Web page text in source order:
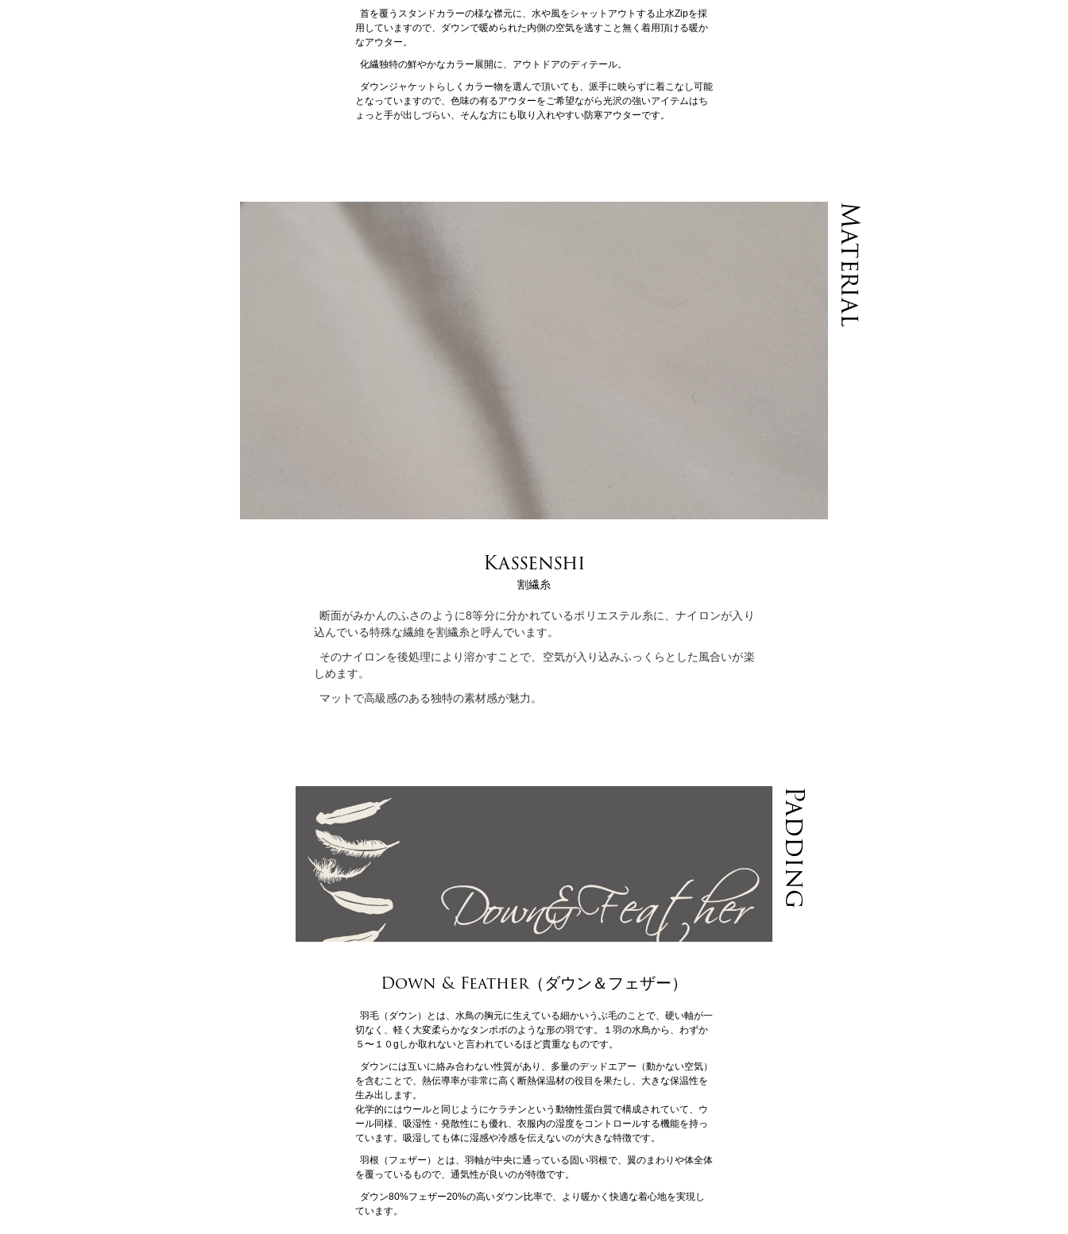
首を覆うスタンドカラーの様な襟元に、水や風をシャットアウトする止水Zipを採
用していますので、ダウンで暖められた内側の空気を逃すこと無く着用頂ける暖か
なアウター。
化繊独特の鮮やかなカラー展開に、アウトドアのディテール。
ダウンジャケットらしくカラー物を選んで頂いても、派手に映らずに着こなし可能
となっていますので、色味の有るアウターをご希望ながら光沢の強いアイテムはち
ょっと手が出しづらい、そんな方にも取り入れやすい防寒アウターです。
Material
Kassenshi
割繊糸
断面がみかんのふさのように8等分に分かれているポリエステル糸に、ナイロンが入り
込んでいる特殊な繊維を割繊糸と呼んでいます。
そのナイロンを後処理により溶かすことで、空気が入り込みふっくらとした風合いが楽
しめます。
マットで高級感のある独特の素材感が魅力。
Padding
Down & Feather（ダウン＆フェザー）
羽毛（ダウン）とは、水鳥の胸元に生えている細かいうぶ毛のことで、硬い軸が一
切なく、軽く大変柔らかなタンポポのような形の羽です。１羽の水鳥から、わずか
５〜１０gしか取れないと言われているほど貴重なものです。
ダウンには互いに絡み合わない性質があり、多量のデッドエアー（動かない空気）
を含むことで、熱伝導率が非常に高く断熱保温材の役目を果たし、大きな保温性を
生み出します。
化学的にはウールと同じようにケラチンという動物性蛋白質で構成されていて、ウ
ール同様、吸湿性・発散性にも優れ、衣服内の湿度をコントロールする機能を持っ
ています。吸湿しても体に湿感や冷感を伝えないのが大きな特徴です。
羽根（フェザー）とは、羽軸が中央に通っている固い羽根で、翼のまわりや体全体
を覆っているもので、通気性が良いのが特徴です。
ダウン80%フェザー20%の高いダウン比率で、より暖かく快適な着心地を実現し
ています。